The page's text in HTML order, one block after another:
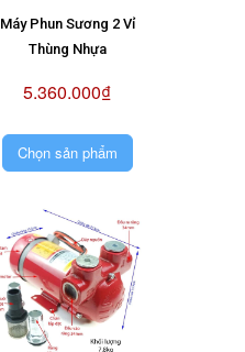
Máy Phun Sương 2 Vỉ
Thùng Nhựa
5.360.000₫
Chọn sản phẩm